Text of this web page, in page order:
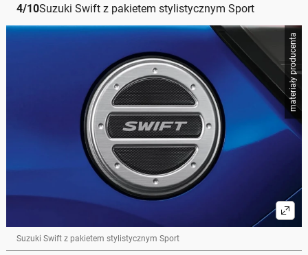
4/10Suzuki Swift z pakietem stylistycznym Sport
materiały producenta
Suzuki Swift z pakietem stylistycznym Sport